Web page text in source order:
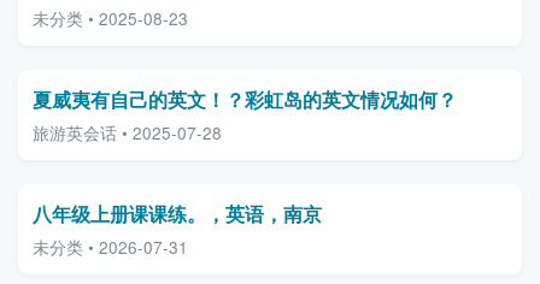
未分类 • 2025-08-23
夏威夷有自己的英文！？彩虹岛的英文情况如何？
旅游英会话 • 2025-07-28
八年级上册课课练。，英语，南京
未分类 • 2026-07-31